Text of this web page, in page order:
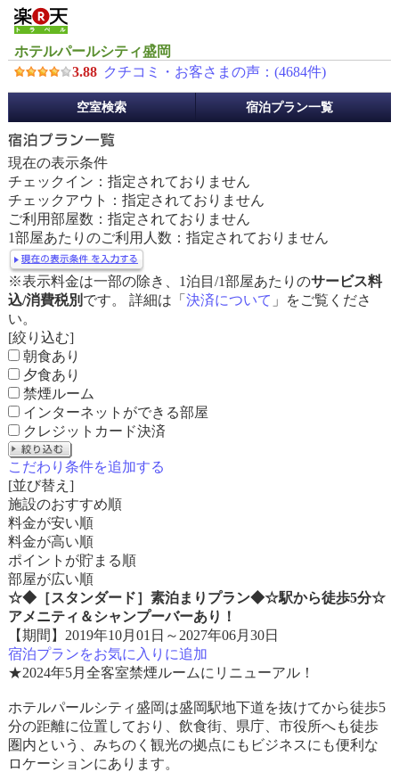
ホテルパールシティ盛岡
3.88 クチコミ・お客さまの声：(4684件)
約
メ
ニ
ュ
ー
空室検索 宿泊プラン一覧
現在の表示条件
チェックイン：指定されておりません
チェックアウト：指定されておりません
ご利用部屋数：指定されておりません
1部屋あたりのご利用人数：指定されておりません
※表示料金は一部の除き、1泊目/1部屋あたりのサービス料
込/消費税別 です。 詳細は「 決済について 」をご覧くださ
い。
[絞り込む]
朝食あり
夕食あり
禁煙ルーム
インターネットができる部屋
クレジットカード決済
こだわり条件を追加する
[並び替え]
施設のおすすめ順
料金が安い順
料金が高い順
ポイントが貯まる順
部屋が広い順
☆◆［スタンダード］素泊まりプラン◆☆駅から徒歩5分☆
アメニティ＆シャンプーバーあり！
【期間】2019年10月01日～2027年06月30日
宿泊プランをお気に入りに追加
★2024年5月全客室禁煙ルームにリニューアル！
ホテルパールシティ盛岡は盛岡駅地下道を抜けてから徒歩5
分の距離に位置しており、飲食街、県庁、市役所へも徒歩
圏内という、みちのく観光の拠点にもビジネスにも便利な
ロケーションにあります。